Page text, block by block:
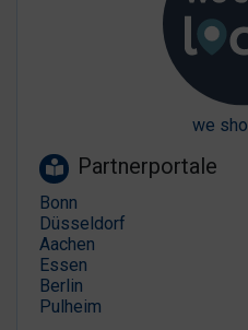
we
Partnerportale
Bonn
Düsseldorf
Aachen
Essen
Berlin
Pulheim